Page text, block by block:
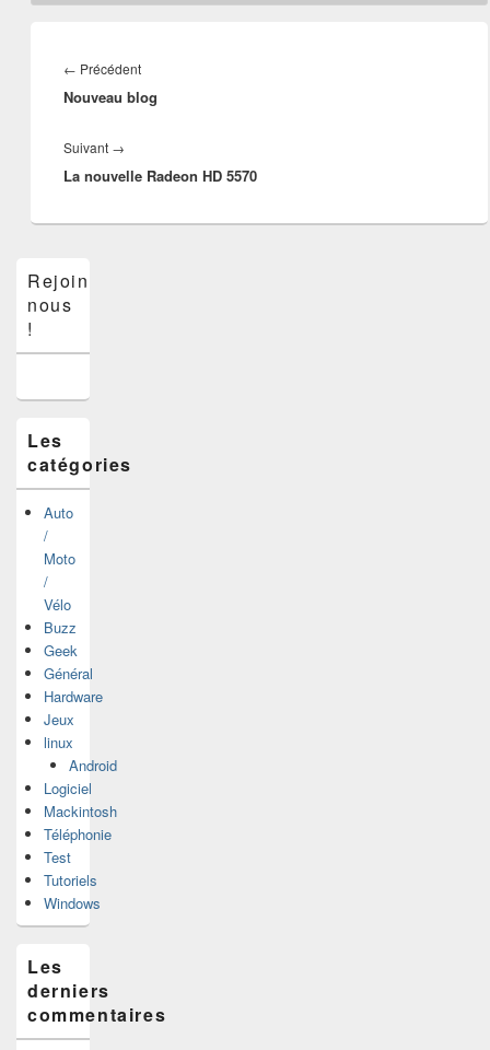
de
l’article
← PrécédentArticle
précédent :
Nouveau blog
Suivant →Article
suivant :
La nouvelle Radeon HD 5570
principale
de
widget
latérale
Rejoins-
nous
!
Les
catégories
Auto
/
Moto
/
Vélo
Buzz
Geek
Général
Hardware
Jeux
linux
Android
Logiciel
Mackintosh
Téléphonie
Test
Tutoriels
Windows
Les
derniers
commentaires